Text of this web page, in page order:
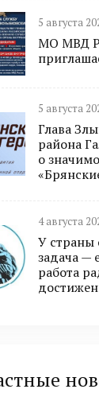
5 августа
МО МВД
5 августа
Глава
района
о
4 августа
У страны
задача —
работа